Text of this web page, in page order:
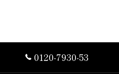
0120-7930-53